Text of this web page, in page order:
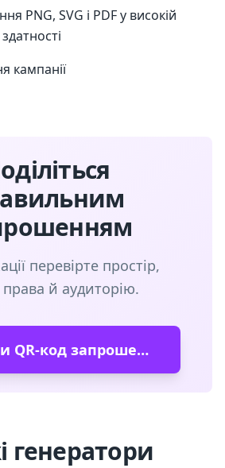
PNG, SVG і PDF у високій
кампанії
перевірте простір,
права й аудиторію.
Створити QR-код запрошення в Slack
генератори